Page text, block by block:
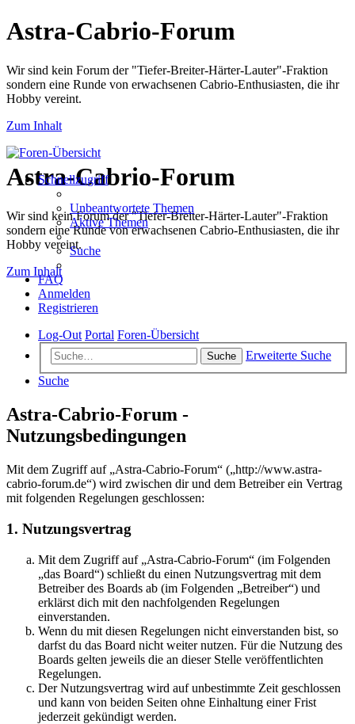
Astra-Cabrio-Forum
Wir sind kein Forum der "Tiefer-Breiter-Härter-Lauter"-Fraktion
sondern eine Runde von erwachsenen Cabrio-Enthusiasten, die ihr
Hobby vereint.
Zum Inhalt
Astra-Cabrio-Forum
Wir sind kein Forum der "Tiefer-Breiter-Härter-Lauter"-Fraktion
sondern eine Runde von erwachsenen Cabrio-Enthusiasten, die ihr
Hobby vereint.
Zum Inhalt
Schnellzugriff
Unbeantwortete Themen
Aktive Themen
Suche
FAQ
Anmelden
Registrieren
Log-Out Portal Foren-Übersicht
Suche
Erweiterte Suche
Suche
Astra-Cabrio-Forum -
Nutzungsbedingungen
Mit dem Zugriff auf „Astra-Cabrio-Forum“ („http://www.astra-
cabrio-forum.de“) wird zwischen dir und dem Betreiber ein Vertrag
mit folgenden Regelungen geschlossen:
1. Nutzungsvertrag
Mit dem Zugriff auf „Astra-Cabrio-Forum“ (im Folgenden
„das Board“) schließt du einen Nutzungsvertrag mit dem
Betreiber des Boards ab (im Folgenden „Betreiber“) und
erklärst dich mit den nachfolgenden Regelungen
einverstanden.
Wenn du mit diesen Regelungen nicht einverstanden bist, so
darfst du das Board nicht weiter nutzen. Für die Nutzung des
Boards gelten jeweils die an dieser Stelle veröffentlichten
Regelungen.
Der Nutzungsvertrag wird auf unbestimmte Zeit geschlossen
und kann von beiden Seiten ohne Einhaltung einer Frist
jederzeit gekündigt werden.